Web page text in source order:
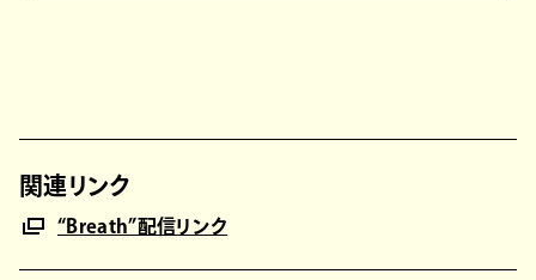
関連リンク
“Breath”配信リンク